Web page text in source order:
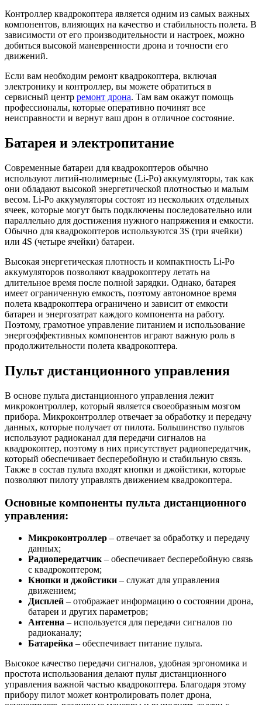
Контроллер квадрокоптера является одним из самых важных
компонентов, влияющих на качество и стабильность полета. В
зависимости от его производительности и настроек, можно
добиться высокой маневренности дрона и точности его
движений.
Если вам необходим ремонт квадрокоптера, включая
электронику и контроллер, вы можете обратиться в
сервисный центр ремонт дрона. Там вам окажут помощь
профессионалы, которые оперативно починят все
неисправности и вернут ваш дрон в отличное состояние.
Батарея и электропитание
Современные батареи для квадрокоптеров обычно
используют литий-полимерные (Li-Po) аккумуляторы, так как
они обладают высокой энергетической плотностью и малым
весом. Li-Po аккумуляторы состоят из нескольких отдельных
ячеек, которые могут быть подключены последовательно или
параллельно для достижения нужного напряжения и емкости.
Обычно для квадрокоптеров используются 3S (три ячейки)
или 4S (четыре ячейки) батареи.
Высокая энергетическая плотность и компактность Li-Po
аккумуляторов позволяют квадрокоптеру летать на
длительное время после полной зарядки. Однако, батарея
имеет ограниченную емкость, поэтому автономное время
полета квадрокоптера ограничено и зависит от емкости
батареи и энергозатрат каждого компонента на работу.
Поэтому, грамотное управление питанием и использование
энергоэффективных компонентов играют важную роль в
продолжительности полета квадрокоптера.
Пульт дистанционного управления
В основе пульта дистанционного управления лежит
микроконтроллер, который является своеобразным мозгом
прибора. Микроконтроллер отвечает за обработку и передачу
данных, которые получает от пилота. Большинство пультов
используют радиоканал для передачи сигналов на
квадрокоптер, поэтому в них присутствует радиопередатчик,
который обеспечивает бесперебойную и стабильную связь.
Также в состав пульта входят кнопки и джойстики, которые
позволяют пилоту управлять движением квадрокоптера.
Основные компоненты пульта дистанционного
управления:
Микроконтроллер – отвечает за обработку и передачу
данных;
Радиопередатчик– обеспечивает бесперебойную связь
с квадрокоптером;
Кнопки и джойстики – служат для управления
движением;
Дисплей – отображает информацию о состоянии дрона,
батареи и других параметров;
Антенна – используется для передачи сигналов по
радиоканалу;
Батарейка – обеспечивает питание пульта.
Высокое качество передачи сигналов, удобная эргономика и
простота использования делают пульт дистанционного
управления важной частью квадрокоптера. Благодаря этому
прибору пилот может контролировать полет дрона,